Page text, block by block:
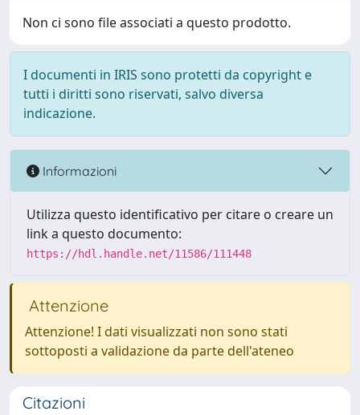
Non ci sono file associati a questo prodotto.
I documenti in IRIS sono protetti da copyright e
tutti i diritti sono riservati, salvo diversa
indicazione.
Informazioni
Utilizza questo identificativo per citare o creare un
link a questo documento:
https://hdl.handle.net/11586/111448
Attenzione
Attenzione! I dati visualizzati non sono stati
sottoposti a validazione da parte dell'ateneo
Citazioni